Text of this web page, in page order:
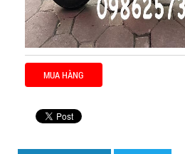
MUA HÀNG